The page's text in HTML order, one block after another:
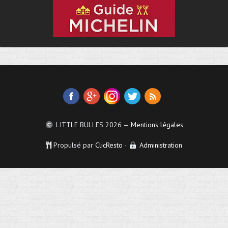
LITTLE BULLES 2026 — Mentions légales
Propulsé parClicResto - Administration